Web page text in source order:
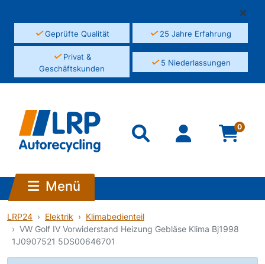
✓Geprüfte Qualität ✓25 Jahre Erfahrung
✓Privat &
Geschäftskunden
✓5 Niederlassungen
0
Menü
LRP24 Elektrik
Klimabedienteil
VW Golf IV Vorwiderstand Heizung Gebläse Klima Bj1998
1J0907521 5DS00646701